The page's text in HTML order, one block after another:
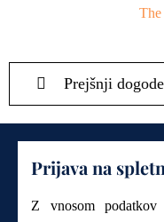
The
Prejšnji
Prijava na
Z vnosom